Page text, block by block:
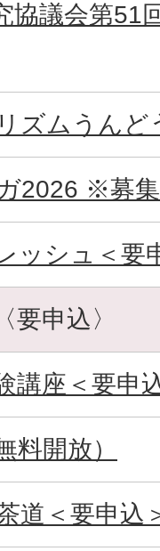
協議会第51
ズムうんど
2026 ※募
ッシュ＜
申込〉
講座＜要申
料開放）
道＜要申込